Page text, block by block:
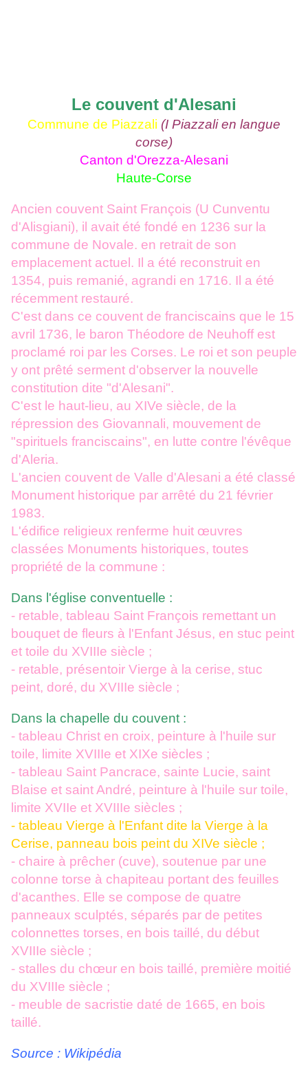
Le couvent d'Alesani
Commune de Piazzali (I Piazzali en langue
corse)
Canton d'Orezza-Alesani
Haute-Corse
Ancien couvent Saint François (U Cunventu
d'Alisgiani), il avait été fondé en 1236 sur la
commune de Novale. en retrait de son
emplacement actuel. Il a été reconstruit en
1354, puis remanié, agrandi en 1716. Il a été
récemment restauré.
C'est dans ce couvent de franciscains que le 15
avril 1736, le baron Théodore de Neuhoff est
proclamé roi par les Corses. Le roi et son peuple
y ont prêté serment d'observer la nouvelle
constitution dite "d'Alesani".
C'est le haut-lieu, au XIVe siècle, de la
répression des Giovannali, mouvement de
"spirituels franciscains", en lutte contre l'évêque
d'Aleria.
L'ancien couvent de Valle d'Alesani a été classé
Monument historique par arrêté du 21 février
1983.
L'édifice religieux renferme huit œuvres
classées Monuments historiques, toutes
propriété de la commune :
Dans l'église conventuelle :
- retable, tableau Saint François remettant un
bouquet de fleurs à l'Enfant Jésus, en stuc peint
et toile du XVIIIe siècle ;
- retable, présentoir Vierge à la cerise, stuc
peint, doré, du XVIIIe siècle ;
Dans la chapelle du couvent :
- tableau Christ en croix, peinture à l'huile sur
toile, limite XVIIIe et XIXe siècles ;
- tableau Saint Pancrace, sainte Lucie, saint
Blaise et saint André, peinture à l'huile sur toile,
limite XVIIe et XVIIIe siècles ;
- tableau Vierge à l'Enfant dite la Vierge à la
Cerise, panneau bois peint du XIVe siècle ;
- chaire à prêcher (cuve), soutenue par une
colonne torse à chapiteau portant des feuilles
d'acanthes. Elle se compose de quatre
panneaux sculptés, séparés par de petites
colonnettes torses, en bois taillé, du début
XVIIIe siècle ;
- stalles du chœur en bois taillé, première moitié
du XVIIIe siècle ;
- meuble de sacristie daté de 1665, en bois
taillé.
Source : Wikipédia